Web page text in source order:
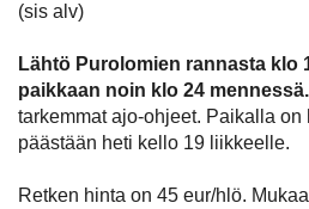
(sis alv)
Lähtö Purolomien rannasta klo
paikkaan noin klo 24 mennessä.
tarkemmat ajo-ohjeet. Paikalla on
päästään heti kello 19 liikkeelle.
Retken hinta on 45 eur/hlö.